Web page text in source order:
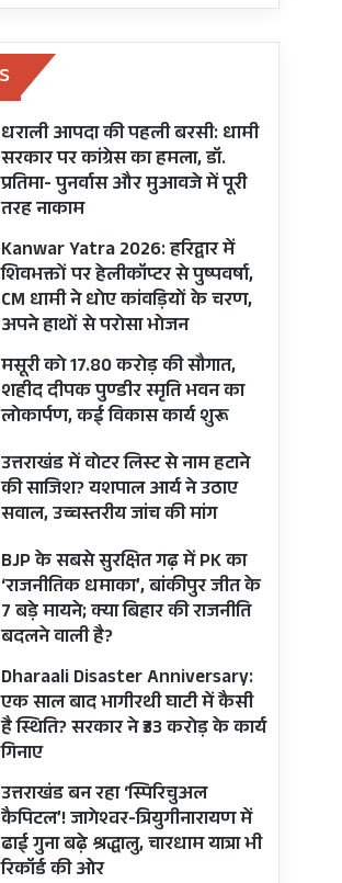
धराली आपदा की पहली बरसी: धामी
सरकार पर कांग्रेस का हमला, डॉ.
प्रतिमा- पुनर्वास और मुआवजे में पूरी
तरह नाकाम
Kanwar Yatra 2026: हरिद्वार में
शिवभक्तों पर हेलीकॉप्टर से पुष्पवर्षा,
CM धामी ने धोए कांवड़ियों के चरण,
अपने हाथों से परोसा भोजन
मसूरी को 17.80 करोड़ की सौगात,
शहीद दीपक पुण्डीर स्मृति भवन का
लोकार्पण, कई विकास कार्य शुरू
उत्तराखंड में वोटर लिस्ट से नाम हटाने
की साजिश? यशपाल आर्य ने उठाए
सवाल, उच्चस्तरीय जांच की मांग
BJP के सबसे सुरक्षित गढ़ में PK का
‘राजनीतिक धमाका’, बांकीपुर जीत के
7 बड़े मायने; क्या बिहार की राजनीति
बदलने वाली है?
Dharaali Disaster Anniversary:
एक साल बाद भागीरथी घाटी में कैसी
है स्थिति? सरकार ने ₹33 करोड़ के कार्य
गिनाए
उत्तराखंड बन रहा ‘स्पिरिचुअल
कैपिटल’! जागेश्वर-त्रियुगीनारायण में
ढाई गुना बढ़े श्रद्धालु, चारधाम यात्रा भी
रिकॉर्ड की ओर